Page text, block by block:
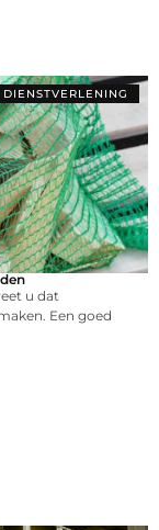
DIENSTVERLENING
u dat
Een goed